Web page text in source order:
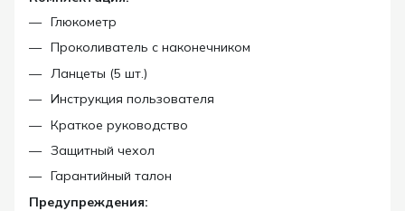
Глюкометр
Проколиватель с наконечником
Ланцеты (5 шт.)
Инструкция пользователя
Краткое руководство
Защитный чехол
Гарантийный талон
Предупреждения: